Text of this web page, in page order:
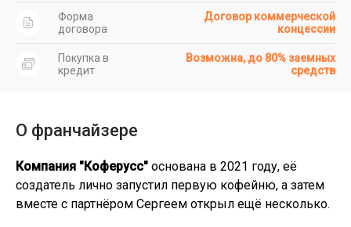
Форма
договора
Договор коммерческой
концессии
Покупка в
кредит
Возможна, до 80% заемных
средств
О франчайзере
Компания "Коферусс" основана в 2021 году, её
создатель лично запустил первую кофейню, а затем
вместе с партнёром Сергеем открыл ещё несколько.